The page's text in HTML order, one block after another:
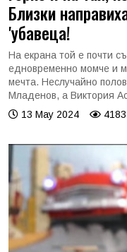
Близки
'убавеца!
На екрана той е почти
едновременно момче и
мечта. Неслучайно
Младенов, а Виктория
13 May 2024